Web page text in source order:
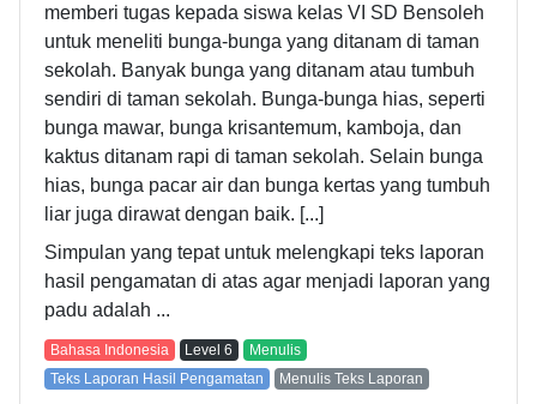
memberi tugas kepada siswa kelas VI SD Bensoleh
untuk meneliti bunga-bunga yang ditanam di taman
sekolah. Banyak bunga yang ditanam atau tumbuh
sendiri di taman sekolah. Bunga-bunga hias, seperti
bunga mawar, bunga krisantemum, kamboja, dan
kaktus ditanam rapi di taman sekolah. Selain bunga
hias, bunga pacar air dan bunga kertas yang tumbuh
liar juga dirawat dengan baik. [...]
Simpulan yang tepat untuk melengkapi teks laporan
hasil pengamatan di atas agar menjadi laporan yang
padu adalah ...
Bahasa Indonesia Level 6
Menulis
Teks Laporan Hasil Pengamatan
Menulis Teks Laporan